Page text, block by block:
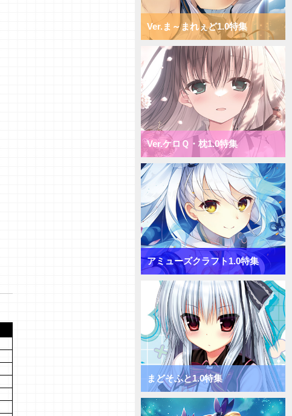
【デッキ紹介】超大型キャラで蹂
躙せよ！ ニトロオリジン1.0 ミ
ックス宙単デッキ
【デッキ紹介】サポートと移動で
攻め続けろ！ ニトロオリジン
1.0 ミックス花単デッキ
【デッキ紹介】超大型キャラへコ
ンバート！ ニトロオリジン1.0
ミックス月単デッキ
【デッキ紹介】盤面一掃で隙を突
け！ ニトロオリジン1.0 ミック
ス雪単デッキ
【初心者向けVol.38】「ターンリ
カバリー」「プリンシパル」「サ
プライズ」について
【初心者向けVol.37】「おうちで
リセ」をやってみよう！
【研究員イチオシカード紹介
Vol.65】きゃべつそふと1.0【初
心者向け】
【研究員イチオシカード紹介
Vol.64】きゃべつそふと1.0【初
心者向け】
【研究員イチオシカード紹介
Vol.63】きゃべつそふと1.0【初
心者向け】
【デッキ紹介】コスト大量発生！
きゃべつそふと1.0 ミックス日
単デッキ
【デッキ紹介】フィールド全体を
チャージ！ きゃべつそふと1.0
ミックス宙単デッキ
【デッキ紹介】サポートでDP上
昇！ きゃべつそふと1.0 ミック
ス花単デッキ
Ver.ま～まれぇど1.0特集
Ver.ケロＱ・枕1.0特集
アミューズクラフト1.0特集
まどそふと1.0特集